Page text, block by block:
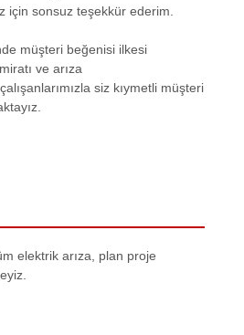
için sonsuz teşekkür ederim.
müşteri beğenisi ilkesi
ve arıza
siz kıymetli müşteri
elektrik arıza, plan proje